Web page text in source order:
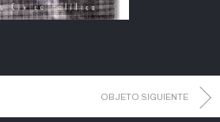
OBJETO SIGUIENTE